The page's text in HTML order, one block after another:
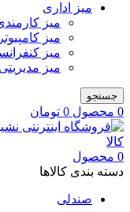
میز اداری
میز
میز کامپیوتر
میز
میز مدیریتی
جستجو
0 محصول 0 تومان
0 محصول
دسته بندی کالاها
صندلی